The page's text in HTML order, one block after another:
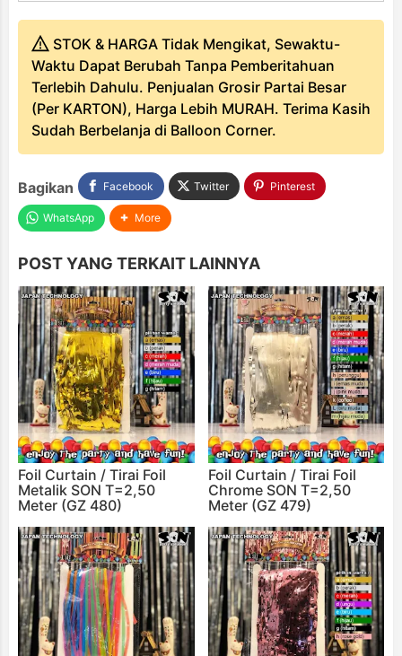
STOK & HARGA Tidak Mengikat, Sewaktu-
Waktu Dapat Berubah Tanpa Pemberitahuan
Terlebih Dahulu. Penjualan Grosir Partai Besar
(Per KARTON), Harga Lebih MURAH. Terima Kasih
Sudah Berbelanja di Balloon Corner.
Bagikan Facebook Twitter Pinterest
WhatsApp More
POST YANG TERKAIT LAINNYA
Foil Curtain / Tirai Foil
Metalik SON T=2,50
Meter (GZ 480)
Foil Curtain / Tirai Foil
Chrome SON T=2,50
Meter (GZ 479)